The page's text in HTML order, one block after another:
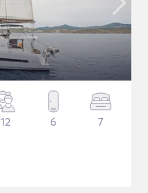
12 6 7